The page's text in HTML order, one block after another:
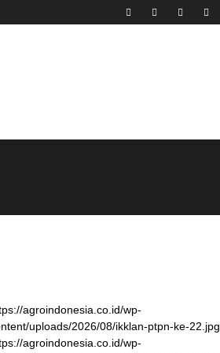
agroindonesia.co.id/wp-
uploads/2026/08/ikklan-ptpn-ke-22.jpg
agroindonesia.co.id/wp-